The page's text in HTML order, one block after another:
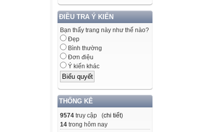
ĐIỀU TRA Ý KIẾN
Bạn thấy trang này như thế nào?
Đẹp
Bình thường
Đơn điệu
Ý kiến khác
THỐNG KÊ
9574 truy cập (chi tiết)
14 trong hôm nay